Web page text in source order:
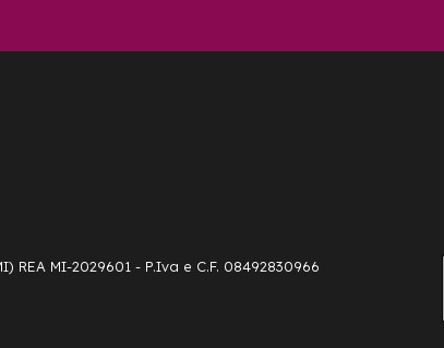
MI-2029601 - P.Iva e C.F. 08492830966